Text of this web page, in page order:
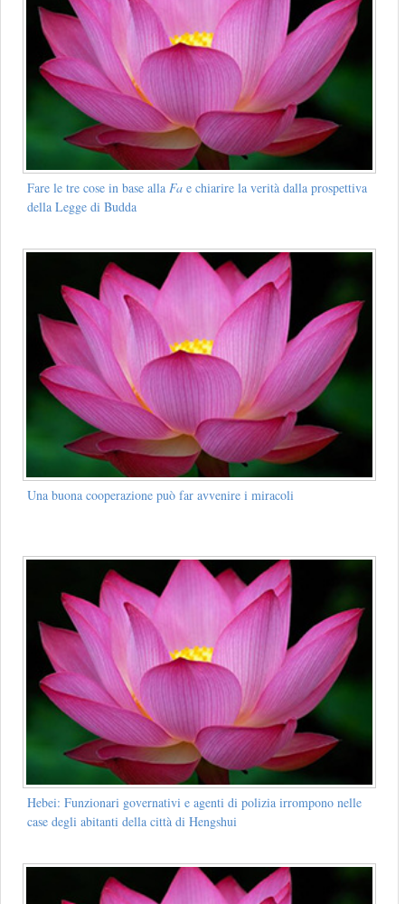
Fare le tre cose in base alla Fae chiarire la verità dalla prospettiva
della Legge di Budda
Una buona cooperazione può far avvenire i miracoli
Hebei: Funzionari governativi e agenti di polizia irrompono nelle
case degli abitanti della città di Hengshui